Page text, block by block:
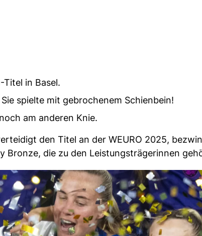
in Basel.
spielte mit gebrochenem Schienbein!
am anderen Knie.
den Titel an der WEURO 2025,
Bronze, die zu den Leistungsträgerinnen